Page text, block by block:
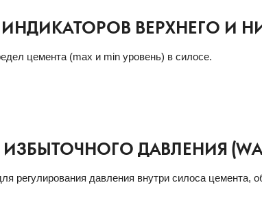
ВЕРХНЕГО И
цемента (max и min уровень) в силосе.
ДАВЛЕНИЯ
регулирования давления внутри силоса цемента,